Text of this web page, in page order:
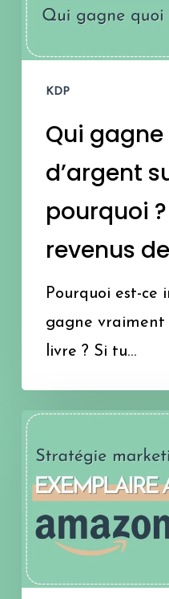
d’argent
sur
livre
Analyse
auteurs.
KDP
Qui gagne
d’argent
pourquoi
revenus
Pourquoi est-ce
gagne vraiment
livre ? Si tu…
Utiliser
les
exemplaires
auteur
Amazon
KDP